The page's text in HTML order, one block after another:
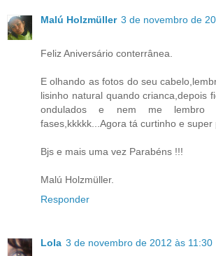
Malú Holzmüller 3 de novembro de
Feliz Aniversário conterrânea.
E olhando as fotos do seu
lisinho natural quando crianca,depois
ondulados e nem me lembro
fases,kkkkk...Agora tá curtinho e super
Bjs e mais uma vez Parabéns !!!
Malú Holzmüller.
Responder
Lola 3 de novembro de 2012 às 11:30